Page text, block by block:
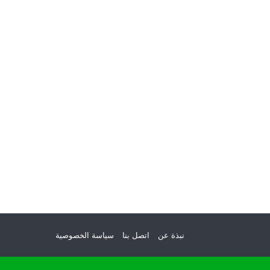
نبذة عن اتصل بنا سياسة الخصوصية